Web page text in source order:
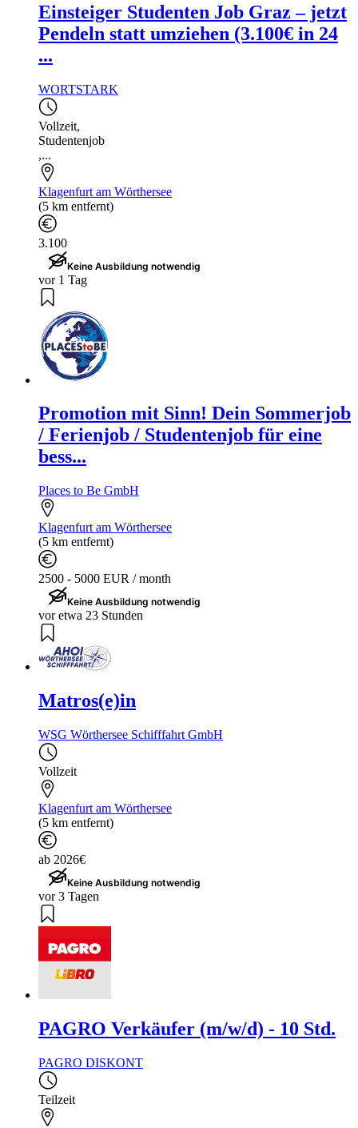
Einsteiger Studenten Job Graz – jetzt
Pendeln statt umziehen (3.100€ in 24
...
WORTSTARK
Vollzeit,
Studentenjob
,...
Klagenfurt am Wörthersee
(5 km entfernt)
3.100
Keine Ausbildung notwendig
vor 1 Tag
Promotion mit Sinn! Dein Sommerjob
/ Ferienjob / Studentenjob für eine
bess...
Places to Be GmbH
Klagenfurt am Wörthersee
(5 km entfernt)
2500 - 5000 EUR / month
Keine Ausbildung notwendig
vor etwa 23 Stunden
Matros(e)in
WSG Wörthersee Schifffahrt GmbH
Vollzeit
Klagenfurt am Wörthersee
(5 km entfernt)
ab 2026€
Keine Ausbildung notwendig
vor 3 Tagen
PAGRO Verkäufer (m/w/d) - 10 Std.
PAGRO DISKONT
Teilzeit